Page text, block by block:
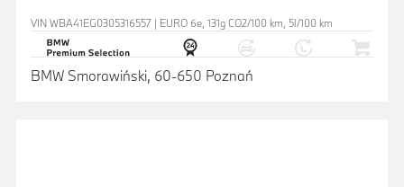
VIN WBA41EG0305316557 | EURO 6e, 131g CO2/100 km, 5l/100 km
BMW Smorawiński, 60-650 Poznań